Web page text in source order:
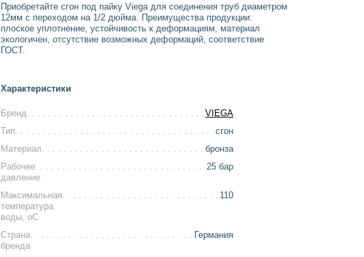
Приобретайте сгон под пайку Viega для соединения труб диаметром
12мм с переходом на 1/2 дюйма. Преимущества продукции:
плоское уплотнение, устойчивость к деформациям, материал
экологичен, отсутствие возможных деформаций, соответствие
ГОСТ.
Характеристики
Бренд
VIEGA
Тип
сгон
Материал
бронза
Рабочее
давление
25 бар
Максимальная
температура
воды, оС
110
Страна
бренда
Германия